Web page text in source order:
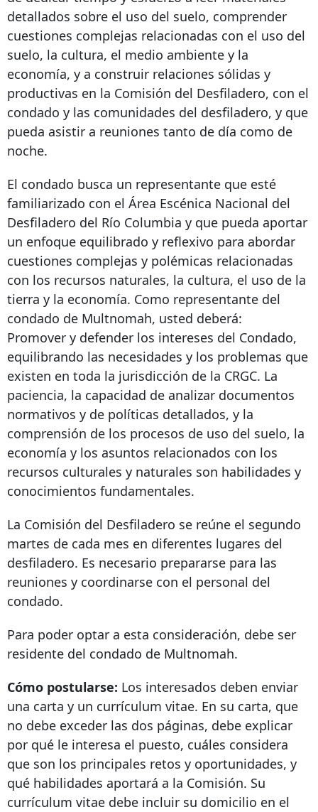
detallados sobre el uso del suelo, comprender
cuestiones complejas relacionadas con el uso del
suelo, la cultura, el medio ambiente y la
economía, y a construir relaciones sólidas y
productivas en la Comisión del Desfiladero, con el
condado y las comunidades del desfiladero, y que
pueda asistir a reuniones tanto de día como de
noche.
El condado busca un representante que esté
familiarizado con el Área Escénica Nacional del
Desfiladero del Río Columbia y que pueda aportar
un enfoque equilibrado y reflexivo para abordar
cuestiones complejas y polémicas relacionadas
con los recursos naturales, la cultura, el uso de la
tierra y la economía. Como representante del
condado de Multnomah, usted deberá:
Promover y defender los intereses del Condado,
equilibrando las necesidades y los problemas que
existen en toda la jurisdicción de la CRGC. La
paciencia, la capacidad de analizar documentos
normativos y de políticas detallados, y la
comprensión de los procesos de uso del suelo, la
economía y los asuntos relacionados con los
recursos culturales y naturales son habilidades y
conocimientos fundamentales.
La Comisión del Desfiladero se reúne el segundo
martes de cada mes en diferentes lugares del
desfiladero. Es necesario prepararse para las
reuniones y coordinarse con el personal del
condado.
Para poder optar a esta consideración, debe ser
residente del condado de Multnomah.
Cómo postularse: Los interesados ​​deben enviar
una carta y un currículum vitae. En su carta, que
no debe exceder las dos páginas, debe explicar
por qué le interesa el puesto, cuáles considera
que son los principales retos y oportunidades, y
qué habilidades aportará a la Comisión. Su
currículum vitae debe incluir su domicilio en el